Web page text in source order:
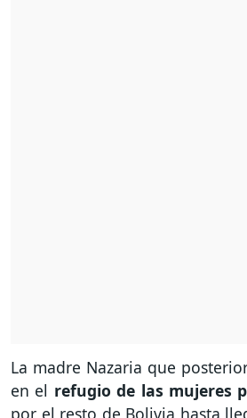
La madre Nazaria que
en el refugio de las mujeres
por el resto de Bolivia hasta